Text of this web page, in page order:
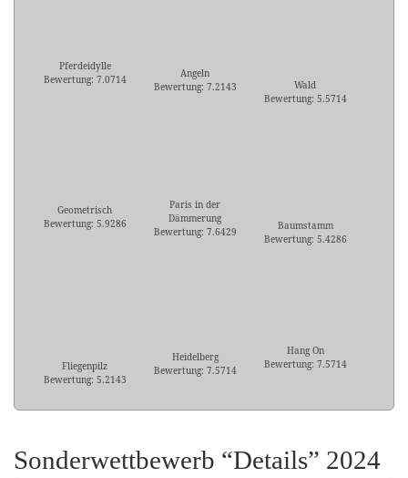
Pferdeidylle
Bewertung: 7.0714
Angeln
Bewertung: 7.2143
Wald
Bewertung: 5.5714
Geometrisch
Bewertung: 5.9286
Paris in der
Dämmerung
Bewertung: 7.6429
Baumstamm
Bewertung: 5.4286
Fliegenpilz
Bewertung: 5.2143
Heidelberg
Bewertung: 7.5714
Hang On
Bewertung: 7.5714
Sonderwettbewerb “Details” 2024